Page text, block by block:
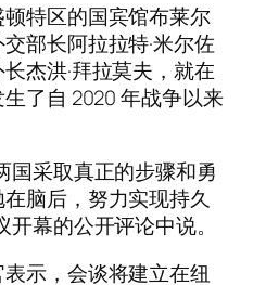
特区的国宾馆布莱尔
部长阿拉拉特·米尔佐
杰洪·拜拉莫夫，就在
了自 2020 年战争以来
国采取真正的步骤和勇
脑后，努力实现持久
幕的公开评论中说。
示，会谈将建立在纽